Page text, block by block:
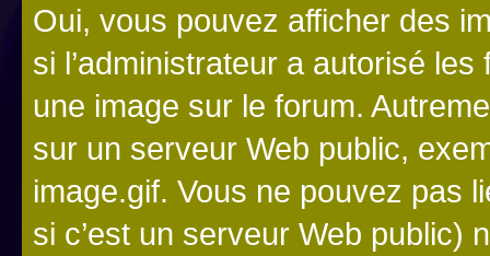
Oui, vous pouvez afficher des
si l’administrateur a autorisé
une image sur le forum.
sur un serveur Web public,
image.gif. Vous ne pouvez pas
si c’est un serveur Web public)